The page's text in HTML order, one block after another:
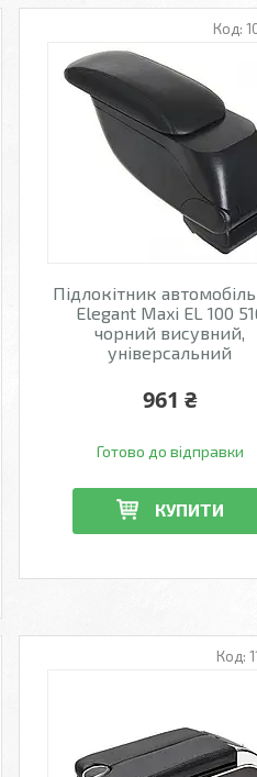
Підлокітник
Elegant Maxi EL 100
чорний висувний,
універсальний
961 ₴
Готово до відправки
КУПИТИ